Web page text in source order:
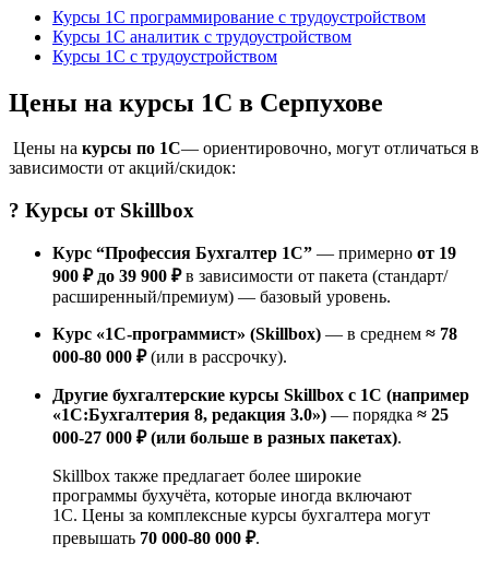
Курсы 1С программирование с трудоустройством
Курсы 1С аналитик с трудоустройством
Курсы 1С с трудоустройством
Цены на курсы 1С в Серпухове
Цены на курсы по 1С— ориентировочно, могут отличаться в
зависимости от акций/скидок:
? Курсы от Skillbox
Курс “Профессия Бухгалтер 1С” — примерно от 19
900 ₽ до 39 900 ₽в зависимости от пакета (стандарт/
расширенный/премиум) — базовый уровень.
Курс «1С-программист» (Skillbox) — в среднем ≈ 78
000-80 000 ₽(или в рассрочку).
Другие бухгалтерские курсы Skillbox с 1С (например
«1С:Бухгалтерия 8, редакция 3.0») — порядка ≈ 25
000-27 000 ₽ (или больше в разных пакетах).
Skillbox также предлагает более широкие
программы бухучёта, которые иногда включают
1С. Цены за комплексные курсы бухгалтера могут
превышать 70 000-80 000 ₽.